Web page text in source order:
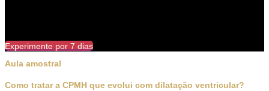
Experimente por 7 dias
Aula amostral
Como tratar a CPMH que evolui com dilatação ventricular?